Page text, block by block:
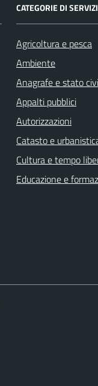
CATEGORIE DI
Agricoltura e pesca
Ambiente
Anagrafe e stato
Appalti pubblici
Autorizzazioni
Catasto e
Cultura e tempo
Educazione e